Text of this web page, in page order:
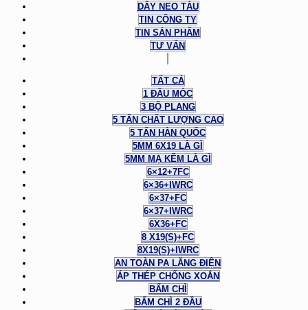
DÂY NEO TÀU
TIN CÔNG TY
TIN SẢN PHẨM
TƯ VẤN
TẤT CẢ
1 ĐẦU MÓC
3 BỘ PLANG
5 TẤN CHẤT LƯỢNG CAO
5 TẤN HÀN QUỐC
5MM 6X19 LÀ GÌ
5MM MẠ KẼM LÀ GÌ
6×12+7FC
6×36+IWRC
6×37+FC
6×37+IWRC
6X36+FC
8 X19(S)+FC
8X19(S)+IWRC
AN TOÀN PA LĂNG ĐIỆN
ÁP THÉP CHỐNG XOẮN
BẤM CHÌ
BẤM CHÌ 2 ĐẦU